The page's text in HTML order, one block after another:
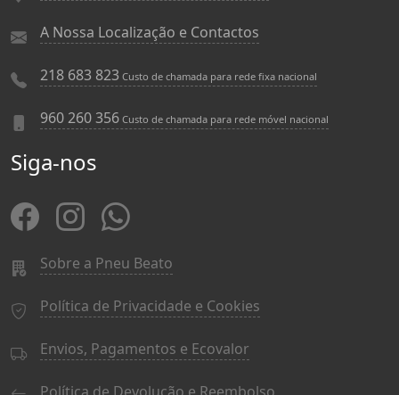
A Nossa Localização e Contactos
218 683 823 Custo de chamada para rede fixa nacional
960 260 356 Custo de chamada para rede móvel nacional
Siga-nos
Sobre a Pneu Beato
Política de Privacidade e Cookies
Envios, Pagamentos e Ecovalor